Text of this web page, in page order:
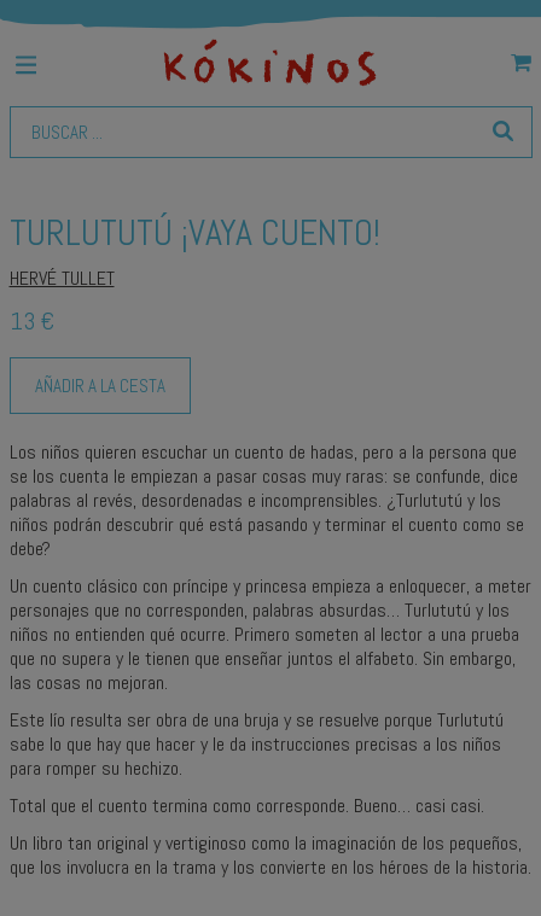
TURLUTUTÚ ¡VAYA CUENTO!
HERVÉ TULLET
13 €
AÑADIR A LA CESTA
Los niños quieren escuchar un cuento de hadas, pero a la persona que
se los cuenta le empiezan a pasar cosas muy raras: se confunde, dice
palabras al revés, desordenadas e incomprensibles. ¿Turlututú y los
niños podrán descubrir qué está pasando y terminar el cuento como se
debe?
Un cuento clásico con príncipe y princesa empieza a enloquecer, a meter
personajes que no corresponden, palabras absurdas… Turlututú y los
niños no entienden qué ocurre. Primero someten al lector a una prueba
que no supera y le tienen que enseñar juntos el alfabeto. Sin embargo,
las cosas no mejoran.
Este lío resulta ser obra de una bruja y se resuelve porque Turlututú
sabe lo que hay que hacer y le da instrucciones precisas a los niños
para romper su hechizo.
Total que el cuento termina como corresponde. Bueno… casi casi.
Un libro tan original y vertiginoso como la imaginación de los pequeños,
que los involucra en la trama y los convierte en los héroes de la historia.